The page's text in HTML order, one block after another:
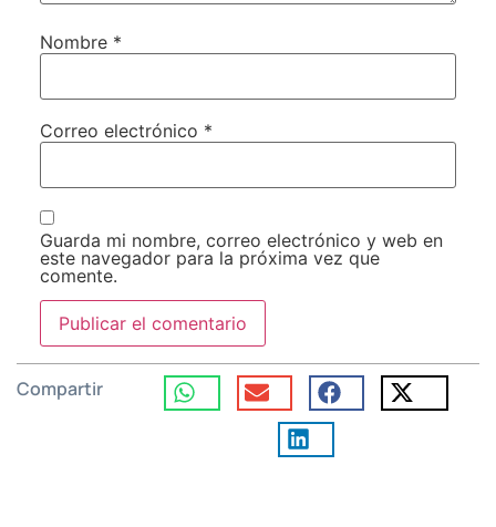
Nombre *
Correo electrónico *
Guarda mi nombre, correo electrónico y web en
este navegador para la próxima vez que
comente.
Compartir